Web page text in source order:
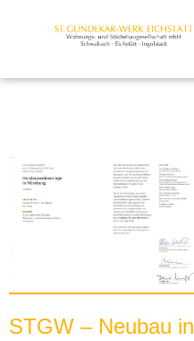
STGW – Neubau in